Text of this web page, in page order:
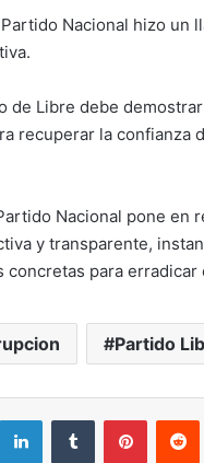
Nacional hizo un
de Libre debe
recuperar la
Nacional pone en
y transparente,
concretas para erradicar
Partido
LinkedInTumblr Pinterest